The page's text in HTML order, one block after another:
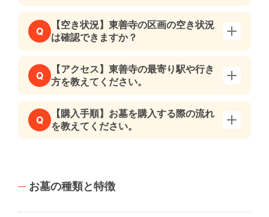
Q
【空き状況】東善寺の区画の空き状況
は確認できますか？
Q
【アクセス】東善寺の最寄り駅や行き
方を教えてください。
Q
【購入手順】お墓を購入する際の流れ
を教えてください。
お墓の種類と特徴